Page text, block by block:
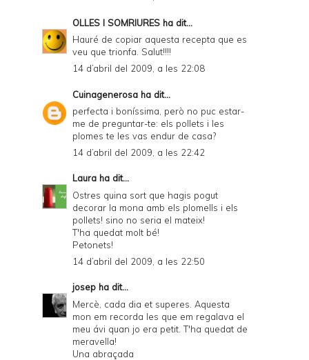
OLLES I SOMRIURES ha dit...
Hauré de copiar aquesta recepta que es
veu que trionfa. Salut!!!!
14 d’abril del 2009, a les 22:08
Cuinagenerosa ha dit...
perfecta i boníssima, però no puc estar-
me de preguntar-te: els pollets i les
plomes te les vas endur de casa?
14 d’abril del 2009, a les 22:42
Laura ha dit...
Ostres quina sort que hagis pogut
decorar la mona amb els plomells i els
pollets! sino no seria el mateix!
T'ha quedat molt bé!
Petonets!
14 d’abril del 2009, a les 22:50
josep ha dit...
Mercè, cada dia et superes. Aquesta
mon em recorda les que em regalava el
meu ávi quan jo era petit. T'ha quedat de
meravella!
Una abraçada